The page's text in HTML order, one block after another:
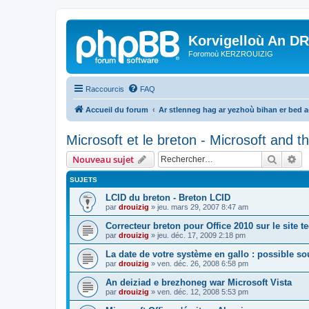
Korvigelloù An
Foromoù KERZROUIZIG
Raccourcis FAQ
Accueil du forum Ar stlenneg hag ar yezhoù bihan er bed
Microsoft et le breton - Microsoft and
Nouveau sujet
SUJETS
LCID du breton - Breton LCID
par drouizig » jeu. mars 29, 2007 8:47 am
Correcteur breton pour Office 2010 sur le site
par drouizig » jeu. déc. 17, 2009 2:18 pm
La date de votre système en gallo : possible
par drouizig » ven. déc. 26, 2008 6:58 pm
An deiziad e brezhoneg war Microsoft Vista
par drouizig » ven. déc. 12, 2008 5:53 pm